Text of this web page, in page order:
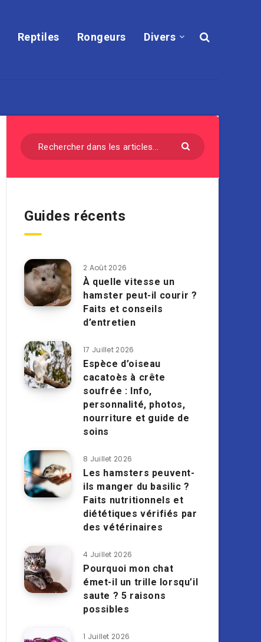
Reptiles Rongeurs Divers
Guides récents
2 Août 2026
À quelle vitesse un
hamster peut-il courir ?
Faits et conseils
d’entretien
17 Juillet 2026
Espèce d’oiseau
cacatoès à crête
soufrée : Info,
personnalité, photos,
nourriture et guide de
soins
8 Juillet 2026
Les hamsters peuvent-
ils manger du basilic ?
Faits nutritionnels et
diététiques vérifiés par
des vétérinaires
4 Juillet 2026
Pourquoi mon chat
émet-il un trille lorsqu’il
saute ? 5 raisons
possibles
1 Juillet 2026